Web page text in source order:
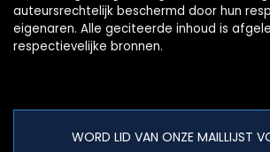
auteursrechtelijk beschermd door hun
eigenaren. Alle geciteerde inhoud is
respectievelijke bronnen.
WORD LID VAN ONZE MAILLIJST